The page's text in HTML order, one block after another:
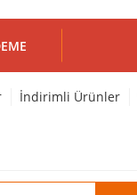
İndirimli Ürünler